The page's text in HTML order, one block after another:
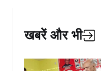
खबरें और भी